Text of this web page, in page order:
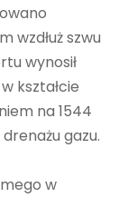
wzdłuż szwu
wynosił
kształcie
na 1544
gazu.
w